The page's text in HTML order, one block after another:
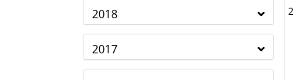
2018
2017